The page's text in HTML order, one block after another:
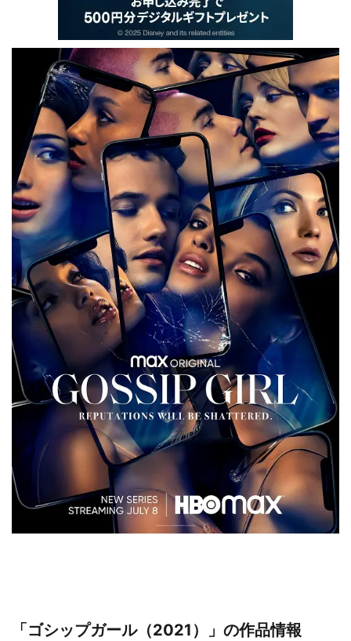
「ゴシップガール（2021）」の作品情報